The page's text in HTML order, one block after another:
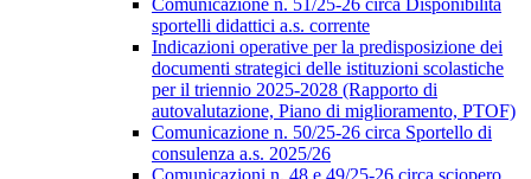
Comunicazione n. 51/25-26 circa Disponibilità
sportelli didattici a.s. corrente
Indicazioni operative per la predisposizione dei
documenti strategici delle istituzioni scolastiche
per il triennio 2025-2028 (Rapporto di
autovalutazione, Piano di miglioramento, PTOF)
Comunicazione n. 50/25-26 circa Sportello di
consulenza a.s. 2025/26